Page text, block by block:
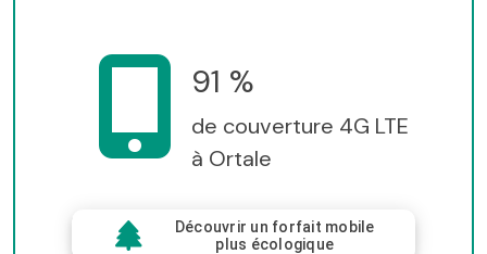
91 %
de couverture 4G LTE
à Ortale
Découvrir un forfait mobile
plus écologique